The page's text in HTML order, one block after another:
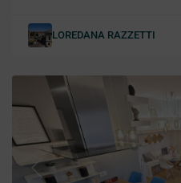
LOREDANA RAZZETTI
Previous